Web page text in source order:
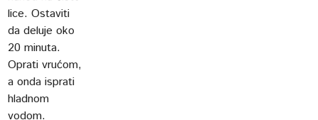
lice. Ostaviti
da deluje oko
20 minuta.
Oprati vrućom,
a onda isprati
hladnom
vodom.